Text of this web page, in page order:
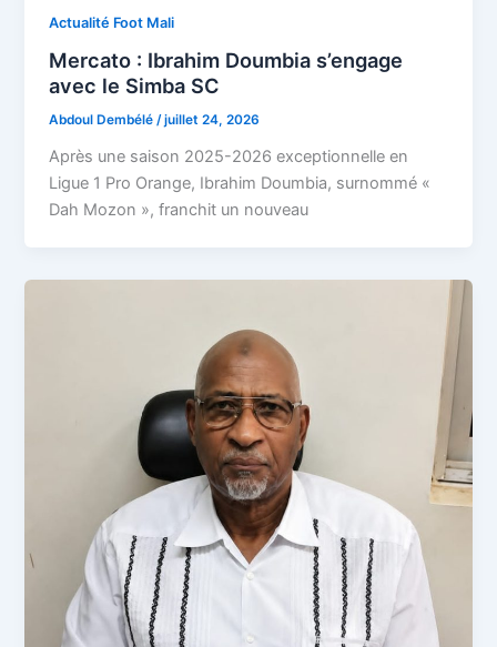
Actualité Foot Mali
Mercato : Ibrahim Doumbia s’engage
avec le Simba SC
Abdoul Dembélé/juillet 24, 2026
Après une saison 2025-2026 exceptionnelle en
Ligue 1 Pro Orange, Ibrahim Doumbia, surnommé «
Dah Mozon », franchit un nouveau